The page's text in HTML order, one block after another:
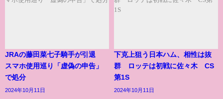
JRAの藤田菜七子騎手が引退
スマホ使用巡り「虚偽の申告」
で処分
2024年10月11日
下克上狙う日本ハム、相性は抜
群 ロッテは初戦に佐々木 CS
第1S
2024年10月11日